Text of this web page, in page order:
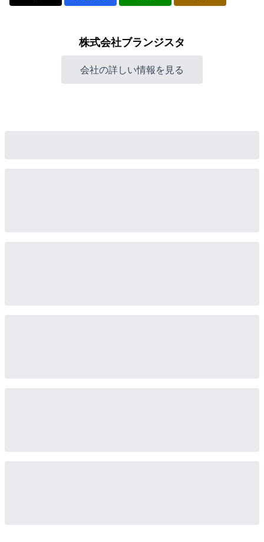
株式会社ブランジスタ
会社の詳しい情報を見る